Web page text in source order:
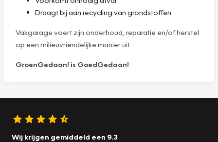
Draagt bij aan recycling van grondstoffen
Vakgarage voert zijn onderhoud, reparatie en/of herstel
op een milieuvriendelijke manier uit.
GroenGedaan! is GoedGedaan!
Wij krijgen gemiddeld een 9.3